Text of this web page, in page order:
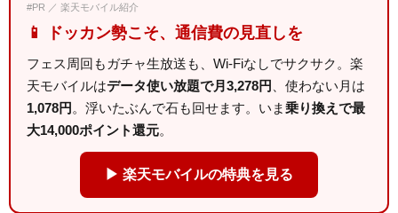
#PR ／ 楽天モバイル紹介
📱 ドッカン勢こそ、通信費の見直しを
フェス周回もガチャ生放送も、Wi-Fiなしでサクサク。楽
天モバイルはデータ使い放題で月3,278円
、使わない月は
1,078円 。浮いたぶんで石も回せます。いま乗り換えで最
大14,000ポイント還元。
▶ 楽天モバイルの特典を見る